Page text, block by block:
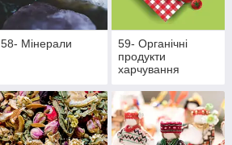
58- Мінерали
59- Органічні
продукти
харчування